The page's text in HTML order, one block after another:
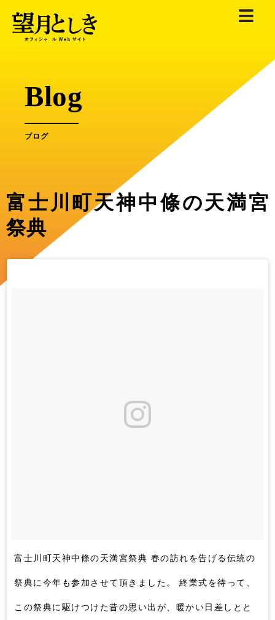
Blog
ブログ
富士川町天神中條の天満宮
祭典
富士川町天神中條の天満宮祭典 春の訪れを告げる伝統の
祭典に今年も参加させて頂きました。 終業式を待って、
この祭典に駆けつけた昔の思い出が、暖かい日差しとと